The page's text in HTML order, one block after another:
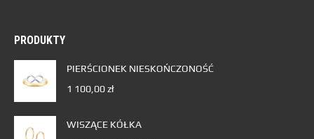
PRODUKTY
PIERŚCIONEK NIESKOŃCZONOŚĆ
1 100,00zł
WISZĄCE KÓŁKA